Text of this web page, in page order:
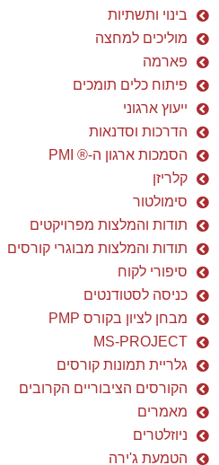
מוליכים למחצה
פארמה
פיתוח כלים תומכים
ייעוץ ארגוני
הדרכות וסדנאות
הסמכות ארגון ה-® PMI
קלריזן
סימולטור
תודות והמלצות מפרויקטים
תודות והמלצות מבוגרי קורסים
סיפורי לקוח
כניסה לסטודנטים
מבחן לציון בקורס PMP
MS-PROJECT
גלריית תמונות קורסים
הקורסים הציבוריים הקרובים
מאמרים
ניוזלטרים
הטמעת ג'ירה